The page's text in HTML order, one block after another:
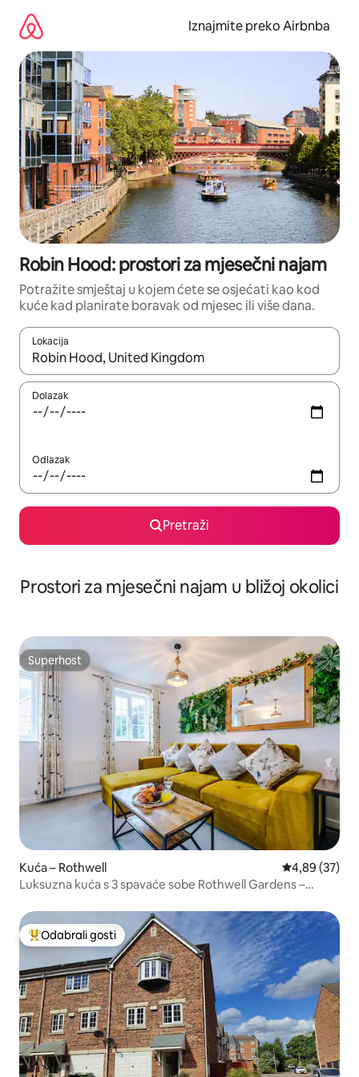
sadržaj
Iznajmite preko Airbnba
Robin Hood: prostori za mjesečni najam
Potražite smještaj u kojem ćete se osjećati kao kod
kuće kad planirate boravak od mjesec ili više dana.
Lokacija
Kada budu dostupni rezultati, moći ćete ih pregledati
Dolazak
Odlazak
Pretraži
Prostori za mjesečni najam u bližoj okolici
Superhost
Superhost
Kuća – Rothwell Prosječna
4,89 (37)
Luksuzna kuća s 3 spavaće sobe Rothwell Gardens –
Među najviše rangiranima s oznakom „Odabrali gosti”
Odabrali gosti